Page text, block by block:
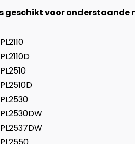
geschikt voor onderstaande